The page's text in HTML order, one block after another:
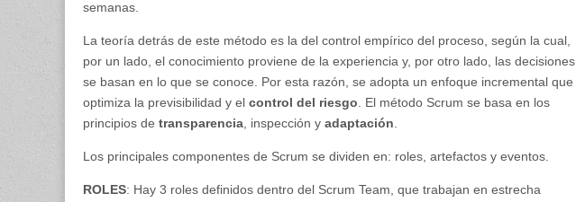
semanas.
La teoría detrás de este método es la del control empírico del proceso, según la cual,
por un lado, el conocimiento proviene de la experiencia y, por otro lado, las decisiones
se basan en lo que se conoce. Por esta razón, se adopta un enfoque incremental que
optimiza la previsibilidad y el control del riesgo . El método Scrum se basa en los
principios de transparencia , inspección y adaptación
Los principales componentes de Scrum se dividen en: roles, artefactos y eventos.
ROLES: Hay 3 roles definidos dentro del Scrum Team, que trabajan en estrecha